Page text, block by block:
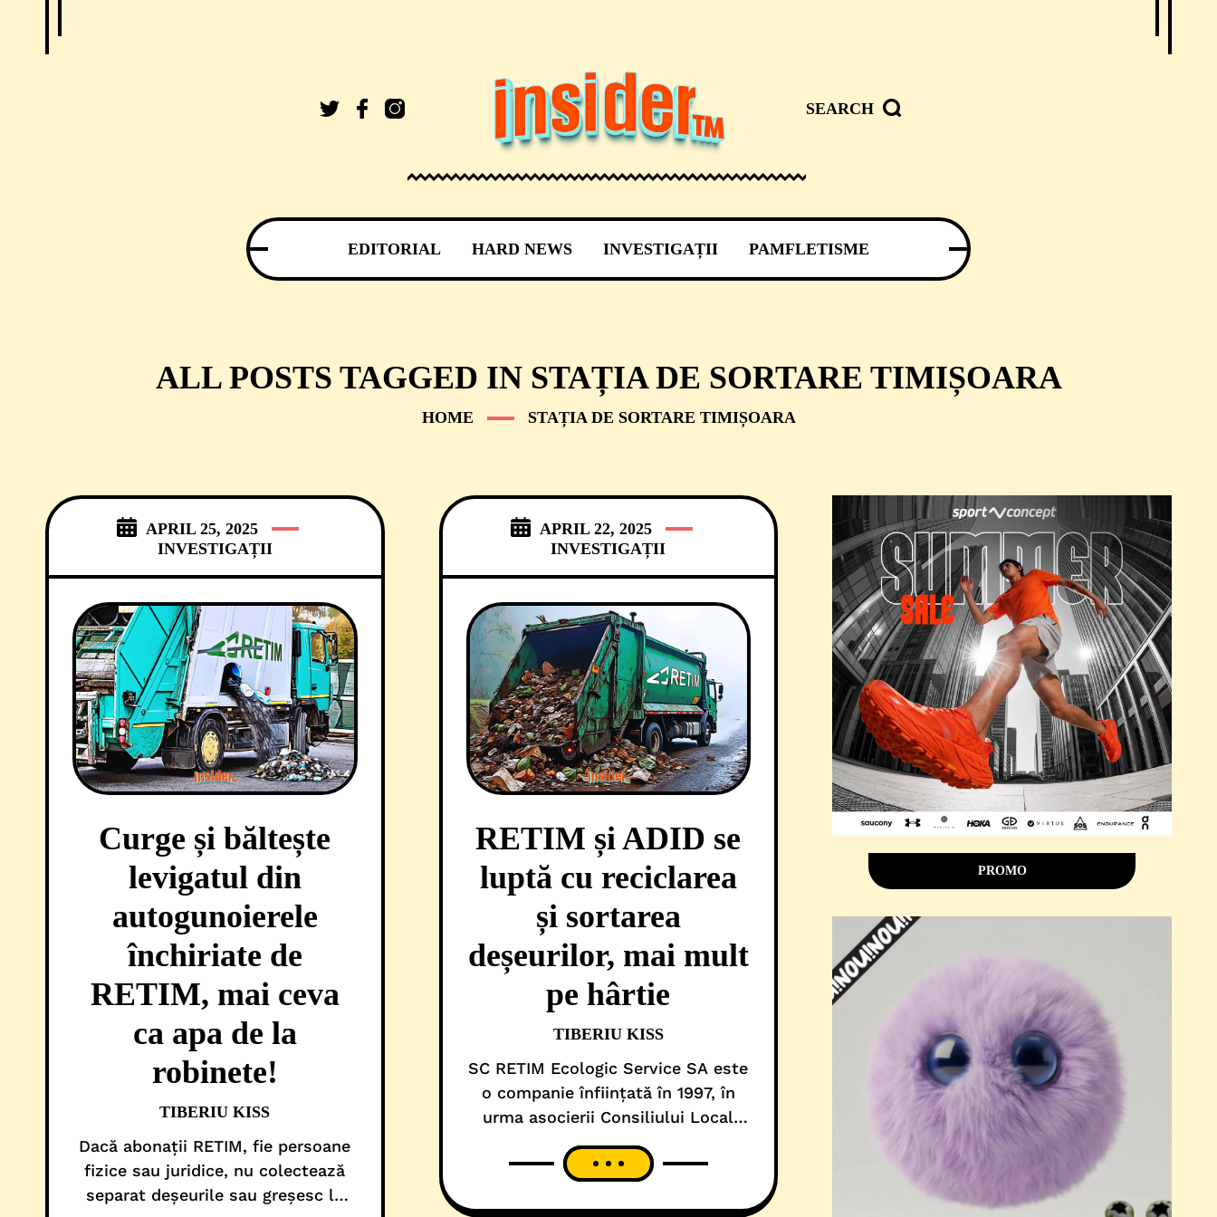
SEARCH
EDITORIAL HARD NEWS INVESTIGAȚII PAMFLETISME
ALL POSTS TAGGED IN STAȚIA DE SORTARE TIMIȘOARA
HOME STAȚIA DE SORTARE TIMIȘOARA
APRIL 25, 2025
INVESTIGAȚII
Curge și băltește
levigatul din
autogunoierele
închiriate de
RETIM, mai ceva
ca apa de la
robinete!
TIBERIU KISS
Dacă abonații RETIM, fie persoane
fizice sau juridice, nu colectează
separat deșeurile sau greșesc la
APRIL 22, 2025
INVESTIGAȚII
RETIM și ADID se
luptă cu reciclarea
și sortarea
deșeurilor, mai mult
pe hârtie
TIBERIU KISS
SC RETIM Ecologic Service SA este
o companie înființată în 1997, în
urma asocierii Consiliului Local
Timișoara cu firma germană RWE,
într-un parteneriat de 50-50%.
PROMO